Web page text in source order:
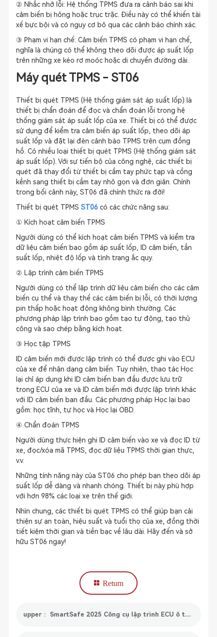
② Nhắc nhở lỗi: Hệ thống TPMS đưa ra cảnh báo sai khi
cảm biến bị hỏng hoặc trục trặc. Điều này có thể khiến tài
xế bực bội và có nguy cơ bỏ qua các cảnh báo chính xác.
③ Phạm vi hạn chế: Cảm biến TPMS có phạm vi hạn chế,
nghĩa là chúng có thể không theo dõi được áp suất lốp
trên những xe kéo rơ moóc hoặc di chuyển đường dài.
Máy quét TPMS - ST06
Thiết bị quét TPMS (Hệ thống giám sát áp suất lốp) là
thiết bị chẩn đoán để đọc và chẩn đoán lỗi trong hệ
thống giám sát áp suất lốp của xe. Thiết bị có thể được
sử dụng để kiểm tra cảm biến áp suất lốp, theo dõi áp
suất lốp và đặt lại đèn cảnh báo TPMS trên cụm đồng
hồ. Có nhiều loại thiết bị quét TPMS (Hệ thống giám sát
áp suất lốp). Với sự tiến bộ của công nghệ, các thiết bị
quét đã thay đổi từ thiết bị cầm tay phức tạp và cồng
kềnh sang thiết bị cầm tay nhỏ gọn và đơn giản. Chính
trong bối cảnh này, ST06 đã chính thức ra đời!
Thiết bị quét TPMS ST06có các chức năng sau:
① Kích hoạt cảm biến TPMS
Người dùng có thể kích hoạt cảm biến TPMS và kiểm tra
dữ liệu cảm biến bao gồm áp suất lốp, ID cảm biến, tần
suất lốp, nhiệt độ lốp và tình trạng ắc quy.
② Lập trình cảm biến TPMS
Người dùng có thể lập trình dữ liệu cảm biến cho các cảm
biến cụ thể và thay thế các cảm biến bị lỗi, có thời lượng
pin thấp hoặc hoạt động không bình thường. Các
phương pháp lập trình bao gồm tạo tự động, tạo thủ
công và sao chép bằng kích hoạt.
③ Học tập TPMS
ID cảm biến mới được lập trình có thể được ghi vào ECU
của xe để nhận dạng cảm biến. Tuy nhiên, thao tác Học
lại chỉ áp dụng khi ID cảm biến ban đầu được lưu trữ
trong ECU của xe và ID cảm biến mới được lập trình khác
với ID cảm biến ban đầu. Các phương pháp Học lại bao
gồm: học tĩnh, tự học và Học lại OBD.
④ Chẩn đoán TPMS
Người dùng thực hiện ghi ID cảm biến vào xe và đọc ID từ
xe, đọc/xóa mã TPMS, đọc dữ liệu TPMS thời gian thực,
v.v.
Những tính năng này của ST06 cho phép bạn theo dõi áp
suất lốp dễ dàng và nhanh chóng. Thiết bị này phù hợp
với hơn 98% các loại xe trên thế giới.
Nhìn chung, các thiết bị quét TPMS có thể giúp bạn cải
thiện sự an toàn, hiệu suất và tuổi thọ của xe, đồng thời
tiết kiệm thời gian và tiền bạc về lâu dài. Hãy đến và sở
hữu ST06 ngay!
Return
upper： SmartSafe 2025 Công cụ lập trình ECU ô tô tốt nhất